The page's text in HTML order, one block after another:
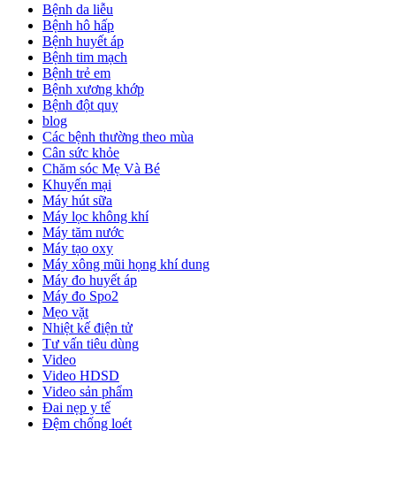
Bệnh da liễu
Bệnh hô hấp
Bệnh huyết áp
Bệnh tim mạch
Bệnh trẻ em
Bệnh xương khớp
Bệnh đột quỵ
blog
Các bệnh thường theo mùa
Cân sức khỏe
Chăm sóc Mẹ Và Bé
Khuyến mại
Máy hút sữa
Máy lọc không khí
Máy tăm nước
Máy tạo oxy
Máy xông mũi họng khí dung
Máy đo huyết áp
Máy đo Spo2
Mẹo vặt
Nhiệt kế điện tử
Tư vấn tiêu dùng
Video
Video HDSD
Video sản phẩm
Đai nẹp y tế
Đệm chống loét